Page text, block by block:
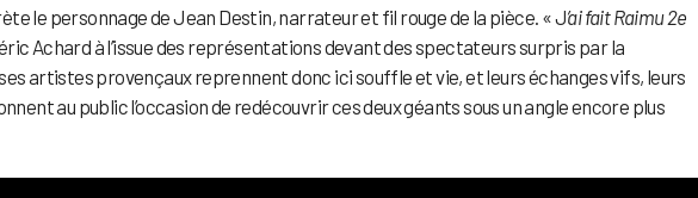
le personnage de Jean Destin, narrateur et fil rouge de la pièce. « J’ai fait Raimu 2e
Achard à l’issue des représentations devant des spectateurs surpris par la
artistes provençaux reprennent donc ici souffle et vie, et leurs échanges vifs, leurs
au public l’occasion de redécouvrir ces deux géants sous un angle encore plus